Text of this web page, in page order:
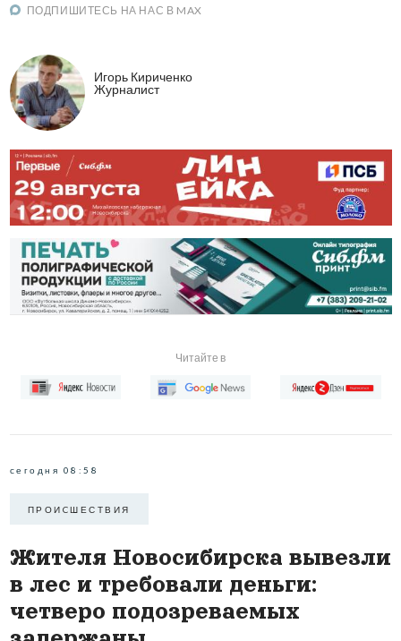
ПОДПИШИТЕСЬ НА НАС В MAX
Игорь Кириченко
Журналист
Читайте в
сегодня 08:58
ПРОИCШЕСТВИЯ
Жителя Новосибирска вывезли
в лес и требовали деньги:
четверо подозреваемых